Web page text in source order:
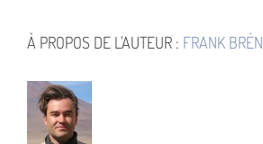
À PROPOS DE L'AUTEUR : FRANK